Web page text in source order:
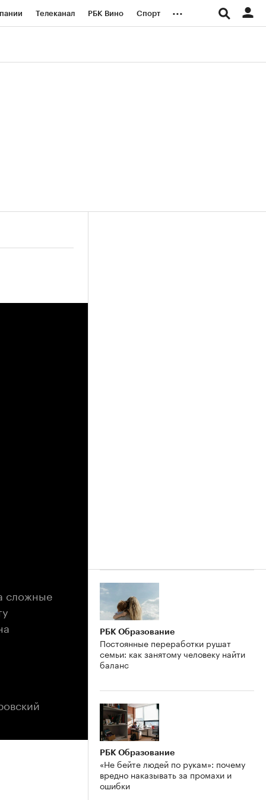
Телеканал РБК Вино Спорт ...
сложные
РБК Образование
Постоянные переработки рушат
семьи: как занятому человеку найти
баланс
РБК Образование
«Не бейте людей по рукам»: почему
вредно наказывать за промахи и
ошибки